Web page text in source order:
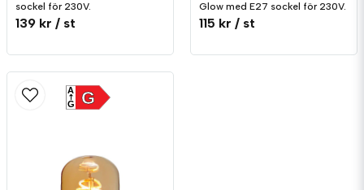
sockel för 230V.
139 kr / st
Glow med E27 sockel för 230V.
115 kr / st
G
A
G